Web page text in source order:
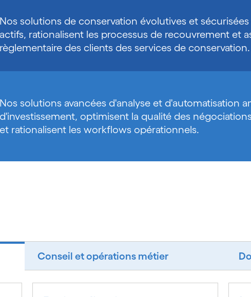
Nos solutions de conservation évolutives et
actifs, rationalisent les processus de recouvrement et
règlementaire des clients des services de conservation.
Nos solutions avancées d'analyse et d'automatisation
d'investissement, optimisent la qualité des
et rationalisent les workflows opérationnels.
Conseil et opérations métier